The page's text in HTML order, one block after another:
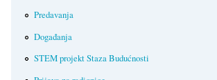
Predavanja
Događanja
STEM projekt Staza Budućnosti